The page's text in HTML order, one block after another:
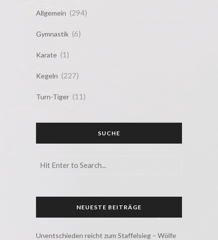
Allgemein (294)
Gymnastik (6)
Karate (1)
Kegeln (227)
Turn-Tiger (11)
SUCHE
NEUESTE BEITRÄGE
Unentschieden reicht zum Staffelsieg – Wölfe